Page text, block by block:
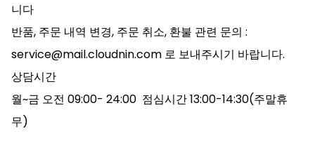
니다
반품, 주문 내역 변경, 주문 취소, 환불 관련 문의 :
service@mail.cloudnin.com 로 보내주시기 바랍니다.
상담시간
월~금 오전 09:00- 24:00 점심시간 13:00-14:30(주말휴
무)